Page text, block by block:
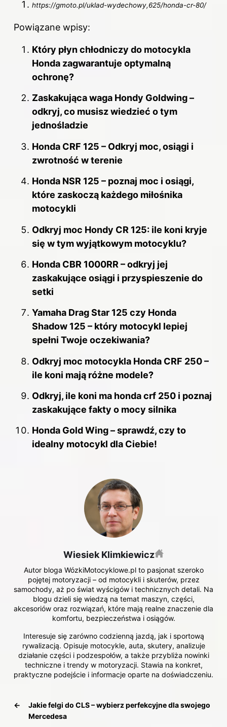
https://gmoto.pl/uklad-wydechowy,625/honda-cr-80/
Powiązane wpisy:
Który płyn chłodniczy do motocykla
Honda zagwarantuje optymalną
ochronę?
Zaskakująca waga Hondy Goldwing –
odkryj, co musisz wiedzieć o tym
jednośladzie
Honda CRF 125 – Odkryj moc, osiągi i
zwrotność w terenie
Honda NSR 125 – poznaj moc i osiągi,
które zaskoczą każdego miłośnika
motocykli
Odkryj moc Hondy CR 125: ile koni kryje
się w tym wyjątkowym motocyklu?
Honda CBR 1000RR – odkryj jej
zaskakujące osiągi i przyspieszenie do
setki
Yamaha Drag Star 125 czy Honda
Shadow 125 – który motocykl lepiej
spełni Twoje oczekiwania?
Odkryj moc motocykla Honda CRF 250 –
ile koni mają różne modele?
Odkryj, ile koni ma honda crf 250 i poznaj
zaskakujące fakty o mocy silnika
Honda Gold Wing – sprawdź, czy to
idealny motocykl dla Ciebie!
Wiesiek Klimkiewicz
Autor bloga WózkiMotocyklowe.pl to pasjonat szeroko
pojętej motoryzacji – od motocykli i skuterów, przez
samochody, aż po świat wyścigów i technicznych detali. Na
blogu dzieli się wiedzą na temat maszyn, części,
akcesoriów oraz rozwiązań, które mają realne znaczenie dla
komfortu, bezpieczeństwa i osiągów.
Interesuje się zarówno codzienną jazdą, jak i sportową
rywalizacją. Opisuje motocykle, auta, skutery, analizuje
działanie części i podzespołów, a także przybliża nowinki
techniczne i trendy w motoryzacji. Stawia na konkret,
praktyczne podejście i informacje oparte na doświadczeniu.
←
Jakie felgi do CLS – wybierz perfekcyjne dla swojego
Mercedesa